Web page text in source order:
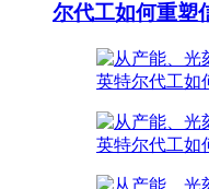
尔代工如何重塑